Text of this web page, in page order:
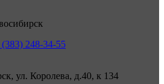
248-34-55
ул. Королева, д.40, к 134